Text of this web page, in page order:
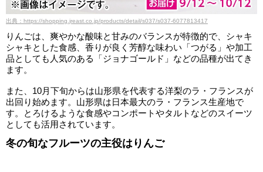
出典：https://shopping.jreast.co.jp/products/detail/s037/s037-6077813417
りんごは、爽やかな酸味と甘みのバランスが特徴的で、シャキ
シャキとした食感、香りが良く芳醇な味わい「つがる」や加工
品としても人気のある「ジョナゴールド」などの品種が出てき
ます。
また、10月下旬からは山形県を代表する洋梨のラ・フランスが
出回り始めます。山形県は日本最大のラ・フランス生産地で
す。とろけるような食感やコンポートやタルトなどのスイーツ
としても活用されています。
冬の旬なフルーツの主役はりんご